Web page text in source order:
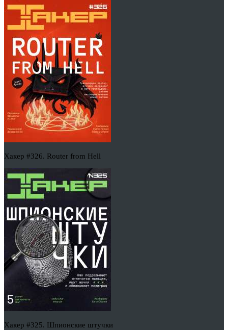
Хакер #326. Router from Hell
Хакер #325. Шпионские штучки